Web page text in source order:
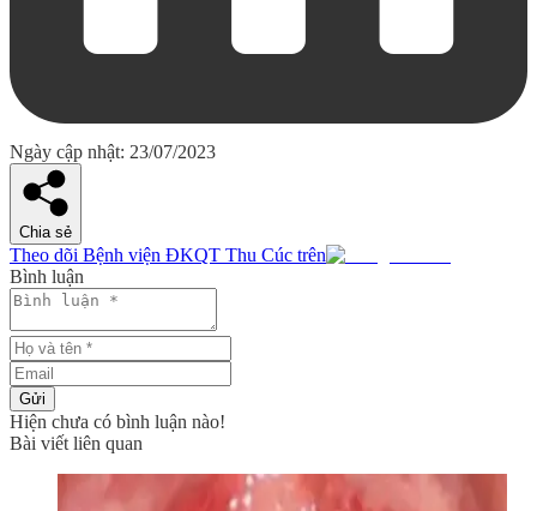
Ngày cập nhật: 23/07/2023
Chia sẻ
Theo dõi Bệnh viện ĐKQT Thu Cúc trên
Bình luận
Gửi
Hiện chưa có bình luận nào!
Bài viết liên quan